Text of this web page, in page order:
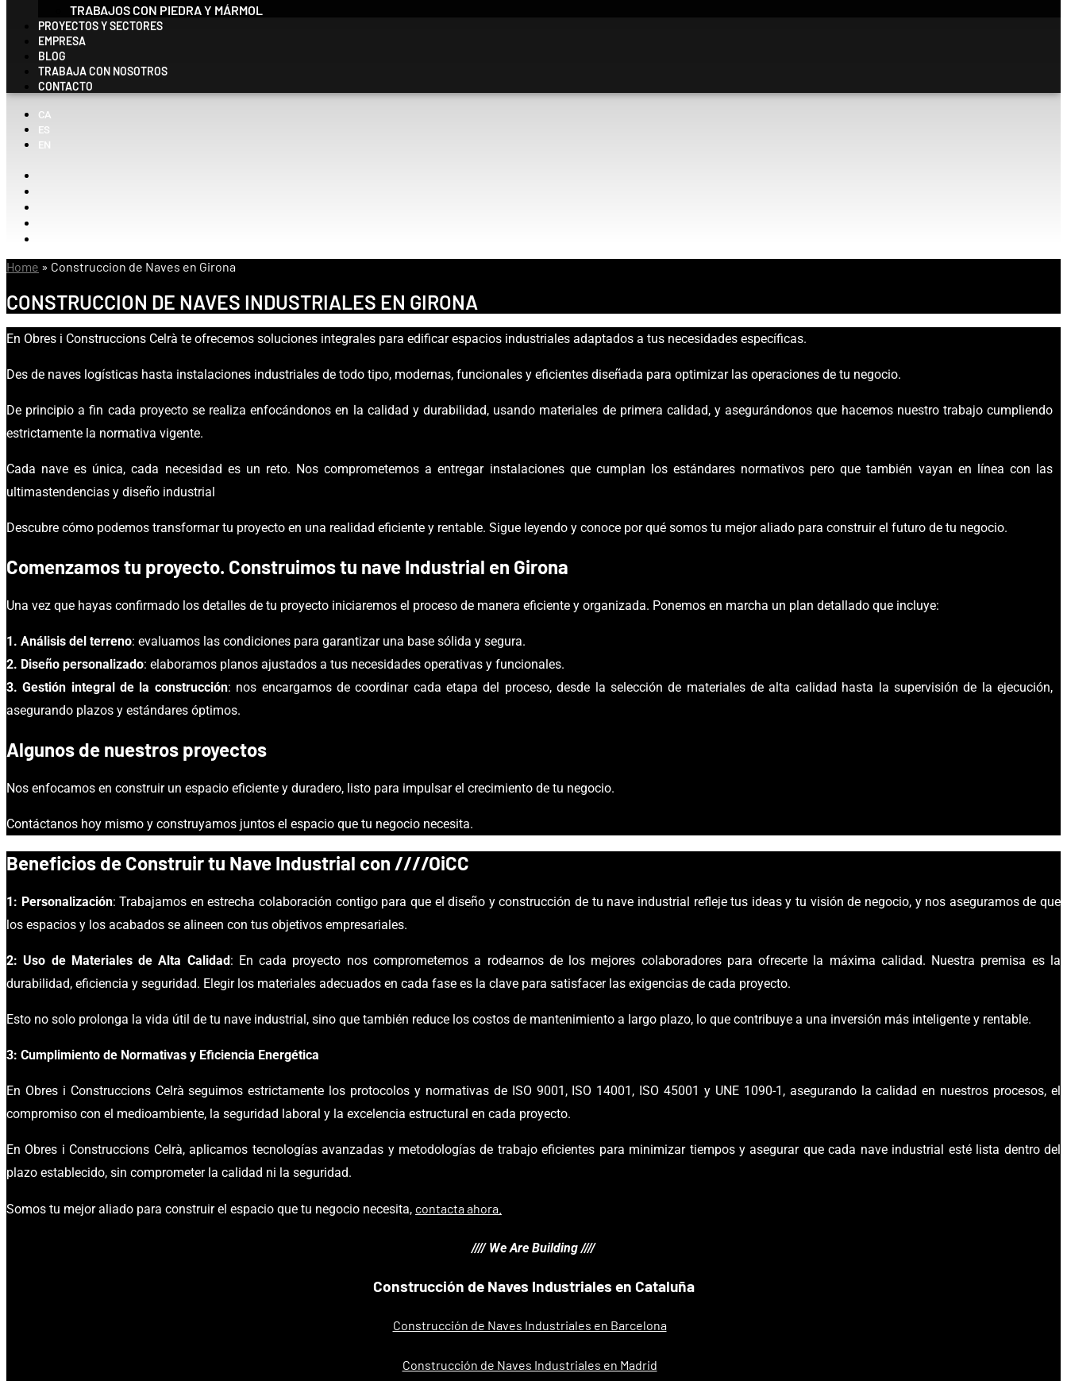
TRABAJOS CON PIEDRA Y MÁRMOL
PROYECTOS Y SECTORES
EMPRESA
BLOG
TRABAJA CON NOSOTROS
CONTACTO
CA
ES
EN
Home » Construccion de Naves en Girona
CONSTRUCCION DE NAVES INDUSTRIALES EN GIRONA
En Obres i Construccions Celrà te ofrecemos soluciones integrales para edificar espacios industriales adaptados a tus necesidades específicas.
Des de naves logísticas hasta instalaciones industriales de todo tipo, modernas, funcionales y eficientes diseñada para optimizar las operaciones de tu negocio.
De principio a fin cada proyecto se realiza enfocándonos en la calidad y durabilidad, usando materiales de primera calidad, y asegurándonos que hacemos nuestro trabajo cumpliendo
estrictamente la normativa vigente.
Cada navees única, cada necesidad es un reto. Nos comprometemos a entregar instalaciones que cumplan los estándares normativos pero quetambién vayan en línea con las
ultimastendencias y diseño industrial
Descubre cómo podemos transformar tu proyecto en una realidad eficiente y rentable. Sigue leyendo y conoce por qué somos tu mejor aliado para construir el futuro de tu negocio.
Comenzamostu proyecto. Construimos tu nave Industrial en Girona
Una vez que hayas confirmado los detalles de tu proyecto iniciaremos el proceso de manera eficiente y organizada. Ponemos en marcha un plan detallado que incluye:
1. Análisis del terreno: evaluamos las condiciones para garantizar una base sólida y segura.
2. Diseño personalizado: elaboramos planos ajustados a tus necesidades operativas y funcionales.
3.Gestión integral de la construcción: nos encargamos de coordinar cada etapa del proceso, desde la selección de materiales de alta calidad hasta la supervisión de la ejecución,
asegurando plazos y estándares óptimos.
Algunos de nuestros proyectos
Nos enfocamos en construir un espacio eficiente y duradero, listo para impulsar el crecimiento de tu negocio.
Contáctanos hoy mismo y construyamos juntos el espacio que tu negocio necesita.
Beneficios de Construir tu Nave Industrial con ////OiCC
1: Personalización: Trabajamos en estrecha colaboración contigo para que el diseño y construcción de tu nave industrial refleje tus ideas y tu visión de negocio, y nos aseguramos de que
los espacios y los acabados se alineen con tus objetivos empresariales.
2: Uso de Materiales de Alta Calidad: En cada proyecto nos comprometemos a rodearnos de los mejores colaboradores para ofrecerte la máxima calidad. Nuestra premisa es la
durabilidad, eficiencia y seguridad. Elegir los materiales adecuados en cada fase es la clave para satisfacer las exigencias de cada proyecto.
Esto no solo prolonga la vida útil de tu nave industrial, sino que también reduce los costos de mantenimiento a largo plazo, lo que contribuye a una inversión más inteligente y rentable.
3: Cumplimiento de Normativas y Eficiencia Energética
En Obres i ConstruccionsCelrà seguimos estrictamente los protocolos y normativas de ISO 9001, ISO 14001, ISO 45001 y UNE 1090-1, asegurando la calidad en nuestros procesos, el
compromiso con el medioambiente, la seguridad laboral y la excelencia estructural en cada proyecto.
En Obres i Construccions Celrà, aplicamos tecnologías avanzadas y metodologías de trabajo eficientes para minimizar tiempos y asegurar que cada nave industrial esté lista dentro del
plazo establecido, sin comprometer la calidad ni la seguridad.
Somos tu mejor aliado para construir el espacio que tu negocio necesita, contacta ahora.
//// We Are Building ////
Construcción de Naves Industriales en Cataluña
Construcción de Naves Industriales en Barcelona
Construcción de Naves Industriales en Madrid